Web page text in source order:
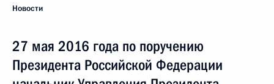
Новости
27 мая 2016 года по поручению
Президента Российской Федерации